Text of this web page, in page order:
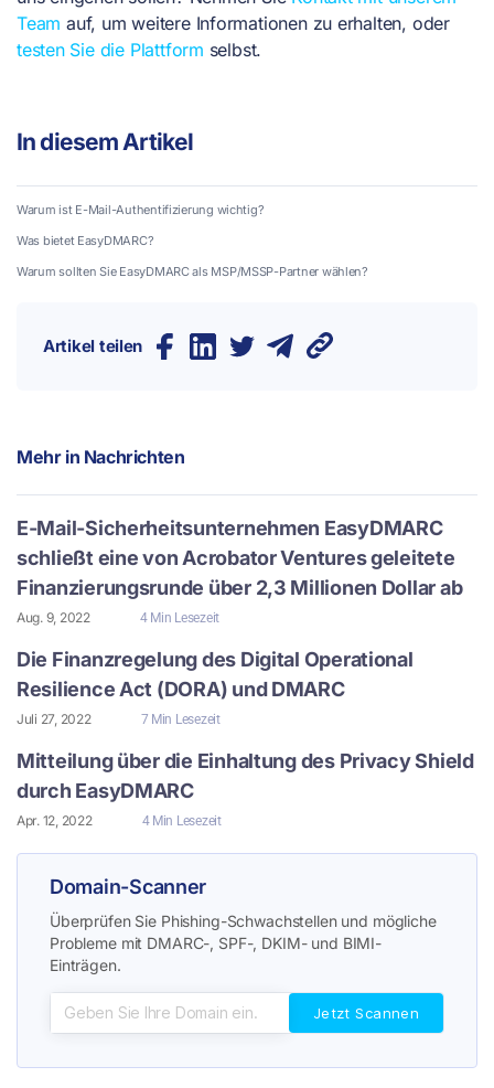
Team auf, um weitere Informationen zu erhalten, oder
testen Sie die Plattform selbst.
In diesem Artikel
Warum ist E-Mail-Authentifizierung wichtig?
Was bietet EasyDMARC?
Warum sollten Sie EasyDMARC als MSP/MSSP-Partner wählen?
Artikel teilen
Mehr in Nachrichten
E-Mail-Sicherheitsunternehmen EasyDMARC
schließt eine von Acrobator Ventures geleitete
Finanzierungsrunde über 2,3 Millionen Dollar ab
Aug. 9, 2022 4 Min Lesezeit
Die Finanzregelung des Digital Operational
Resilience Act (DORA) und DMARC
Juli 27, 2022 7 Min Lesezeit
Mitteilung über die Einhaltung des Privacy Shield
durch EasyDMARC
Apr. 12, 2022 4 Min Lesezeit
Domain-Scanner
Überprüfen Sie Phishing-Schwachstellen und mögliche
Probleme mit DMARC-, SPF-, DKIM- und BIMI-
Einträgen.